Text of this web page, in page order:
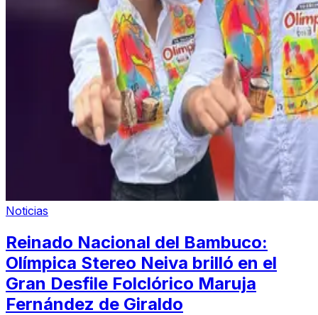
Noticias
Reinado Nacional del Bambuco:
Olímpica Stereo Neiva brilló en el
Gran Desfile Folclórico Maruja
Fernández de Giraldo